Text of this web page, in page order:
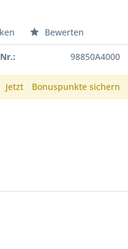
Bewerten
98850A4000
Jetzt Bonuspunkte sichern